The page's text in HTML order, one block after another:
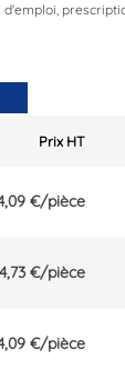
Prix HT
€/pièce
4,73 €/pièce
€/pièce